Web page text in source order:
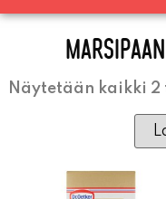
Näytetään kaikki 2